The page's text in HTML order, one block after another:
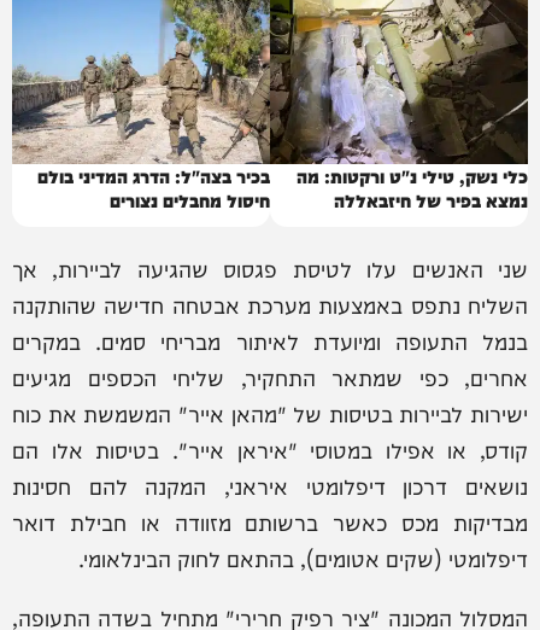
כלי נשק, טילי נ"ט ורקטות: מה
נמצא בפיר של חיזבאללה
בכיר בצה"ל: הדרג המדיני בולם
חיסול מחבלים נצורים
שני האנשים עלו לטיסת פגסוס שהגיעה לביירות, אך
השליח נתפס באמצעות מערכת אבטחה חדישה שהותקנה
בנמל התעופה ומיועדת לאיתור מבריחי סמים. במקרים
אחרים, כפי שמתאר התחקיר, שליחי הכספים מגיעים
ישירות לביירות בטיסות של "מהאן אייר" המשמשת את כוח
קודס, או אפילו במטוסי "איראן אייר". בטיסות אלו הם
נושאים דרכון דיפלומטי איראני, המקנה להם חסינות
מבדיקות מכס כאשר ברשותם מזוודה או חבילת דואר
דיפלומטי (שקים אטומים), בהתאם לחוק הבינלאומי.
המסלול המכונה "ציר רפיק חרירי" מתחיל בשדה התעופה,